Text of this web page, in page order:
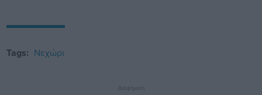
Tags: Νεχώρι
Διαφήμιση